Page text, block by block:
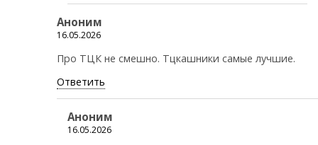
Аноним
16.05.2026
Про ТЦК не смешно. Тцкашники самые лучшие.
Ответить
Аноним
16.05.2026